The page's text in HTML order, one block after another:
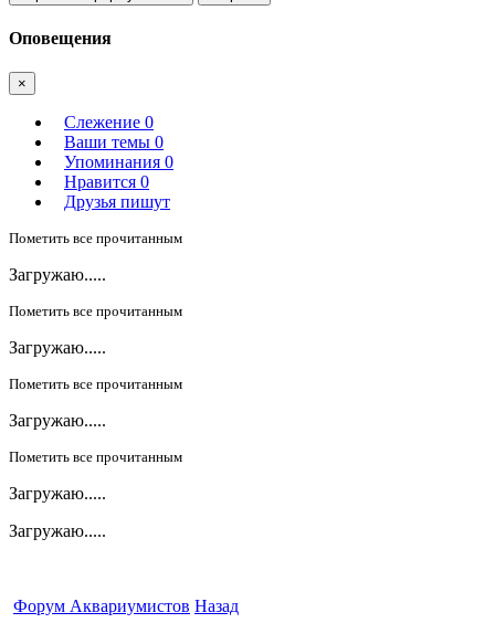
Оповещения
×
Слежение 0
Ваши темы 0
Упоминания 0
Нравится 0
Друзья пишут
Пометить все прочитанным
Загружаю.....
Пометить все прочитанным
Загружаю.....
Пометить все прочитанным
Загружаю.....
Пометить все прочитанным
Загружаю.....
Загружаю.....
Форум Аквариумистов Назад